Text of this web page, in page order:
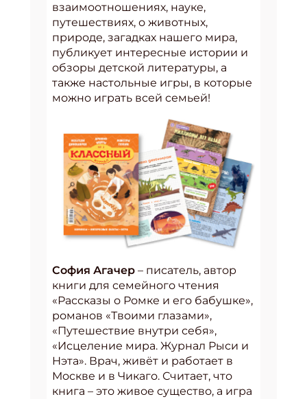
взаимоотношениях, науке,
путешествиях, о животных,
природе, загадках нашего мира,
публикует интересные истории и
обзоры детской литературы, а
также настольные игры, в которые
можно играть всей семьей!
София Агачер – писатель, автор
книги для семейного чтения
«Рассказы о Ромке и его бабушке»,
романов «Твоими глазами»,
«Путешествие внутри себя»,
«Исцеление мира. Журнал Рыси и
Нэта». Врач, живёт и работает в
Москве и в Чикаго. Считает, что
книга – это живое существо, а игра